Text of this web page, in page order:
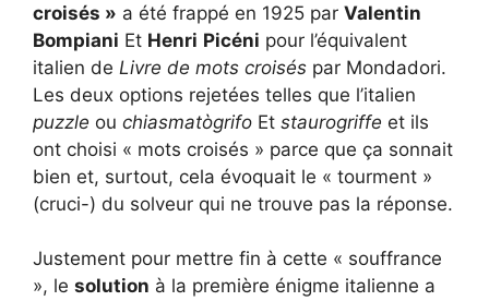
croisés » a été frappé en 1925 par Valentin
Bompiani Et Henri Picéni pour l’équivalent
italien de Livre de mots croisés par Mondadori.
Les deux options rejetées telles que l’italien
puzzle ou chiasmatògrifo Et staurogriffe et ils
ont choisi « mots croisés » parce que ça sonnait
bien et, surtout, cela évoquait le « tourment »
(cruci-) du solveur qui ne trouve pas la réponse.
Justement pour mettre fin à cette « souffrance
», le solution à la première énigme italienne a